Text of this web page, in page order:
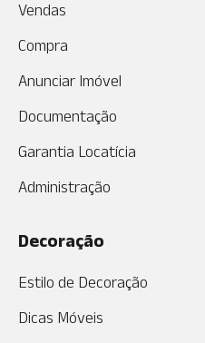
Vendas
Compra
Anunciar Imóvel
Documentação
Garantia Locatícia
Administração
Decoração
Estilo de Decoração
Dicas Móveis